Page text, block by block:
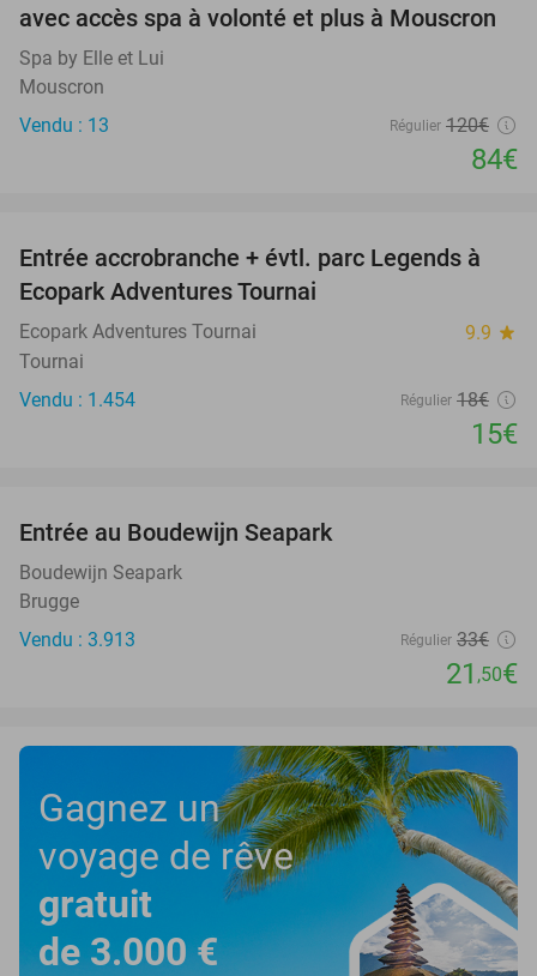
avec accès spa à volonté et plus à Mouscron
Spa by Elle et Lui
Mouscron
Vendu : 13
Régulier 120€
84€
17%
Entrée accrobranche + évtl. parc Legends à
Ecopark Adventures Tournai
Ecopark Adventures Tournai 9.9 star
Tournai
Vendu : 1.454
Régulier 18€
15€
Entrée au Boudewijn Seapark
Boudewijn Seapark
Brugge
Vendu : 3.913
Régulier 33€
21 ,50€
Gagnez un
voyage de rêve
gratuit
de 3.000 €